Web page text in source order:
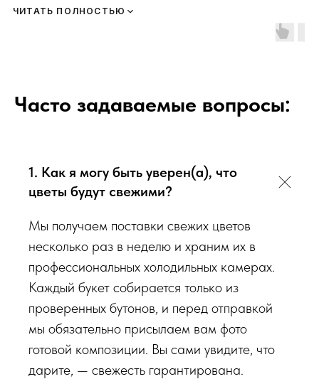
Мы подходим к каждой доставке цветов индивидуально
определенный букет - Вы передаете нам ваши пожелания по
виду букета (Приблизительному размеру букета, цветовой
администратор для уточнения деталей заказа.
Перед тем как отправить букет на доставку мы
обязательно пришлем Вам на согласование фото и
видео непосредственно того букета, который наш
флорист собрал для Вас.
Доставка цветов в Севастополе. Качественно. Быстро.
ЧИТАТЬ ПОЛНОСТЬЮ
Часто задаваемые вопросы:
1. Как я могу быть уверен(а), что
цветы будут свежими?
Мы получаем поставки свежих цветов
несколько раз в неделю и храним их в
профессиональных холодильных камерах.
Каждый букет собирается только из
проверенных бутонов, и перед отправкой
мы обязательно присылаем вам фото
готовой композиции. Вы сами увидите, что
дарите, — свежесть гарантирована.